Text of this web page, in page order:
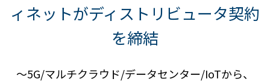
ィネットがディストリビュータ契約
を締結
～5G/マルチクラウド/データセンター/IoTから、